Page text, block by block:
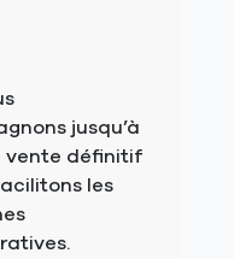
jusqu’à
vente définitif
les